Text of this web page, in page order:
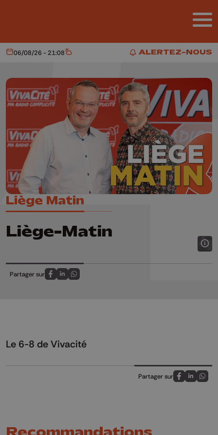
ALERTEZ-NOUS
ALERTEZ-NOUS
Aujourd'hui
06/08/26 - 21:08 Météo
Liège Matin
Liège-Matin
Partager sur
Partagez sur FaceBook
Partagez sur LinkedIn
Partagez sur Whatsapp
Le 6-8 de Vivacité
Partager sur
Partagez sur
Partagez